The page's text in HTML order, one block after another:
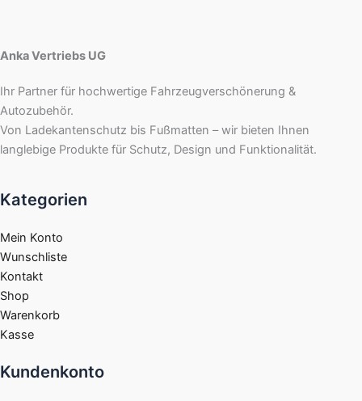
Anka Vertriebs UG
Ihr Partner für hochwertige Fahrzeugverschönerung &
Autozubehör.
Von Ladekantenschutz bis Fußmatten – wir bieten Ihnen
langlebige Produkte für Schutz, Design und Funktionalität.
Kategorien
Mein Konto
Wunschliste
Kontakt
Shop
Warenkorb
Kasse
Kundenkonto